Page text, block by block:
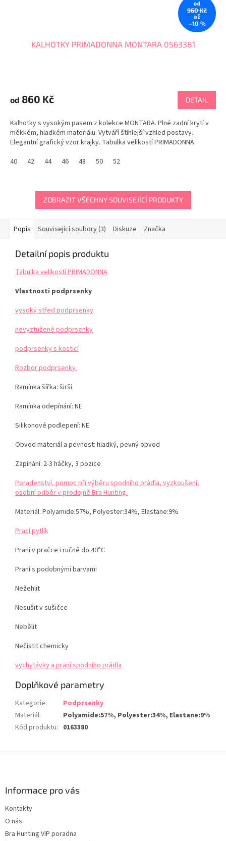
od
960 Kč
až
–10 %
KALHOTKY PRIMADONNA MONTARA 0563381
od 860 Kč DETAIL
Kalhotky s vysokým pasem z kolekce MONTARA. Plné zadní krytí v
měkkém, hladkém materiálu. Vytváří štíhlejší vzhled postavy.
Elegantní grafický vzor krajky. Tabulka velikostí PRIMADONNA
40
42 44 46 48 50 52
ZOBRAZIT VŠECHNY SOUVISEJÍCÍ PRODUKTY
Popis Související soubory (3) Diskuze Značka
Detailní popis produktu
Tabulka velikostí PRIMADONNA
Vlastnosti podprsenky
vysoký střed podprsenky
nevyztužené podprsenky
podprsenky s kosticí
Rozbor podprsenky
Ramínka šířka: širší
Ramínka odepínání: NE
Silikonové podlepení: NE
Obvod materiál a pevnost: hladký, pevný obvod
Zapínání: 2-3 háčky, 3 pozice
Poradenství, pomoc při výběru spodního prádla, vyzkoušení,
osobní odběr v prodejně Bra Hunting.
Materiál: Polyamide:57%, Polyester:34%, Elastane:9%
Prací pytlík
Praní v pračce i ručně do 40°C
Praní s podobnými barvami
Nežehlit
Nesušit v sušičce
Nebělit
Nečistit chemicky
vychytávky a praní spodního prádla
Doplňkové parametry
Kategorie:
Podprsenky
Materiál:
Polyamide:57%, Polyester:34%, Elastane:9%
Kód produktu: 0163380
Informace pro vás
Kontakty
O nás
Bra Hunting VIP poradna